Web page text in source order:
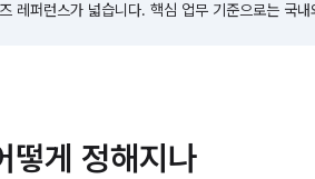
레퍼런스가 넓습니다. 핵심 업무 기준으로는 국
떻게 정해지나